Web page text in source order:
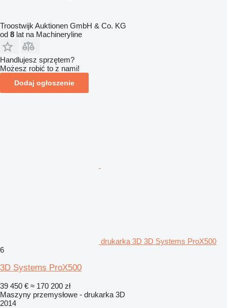
Troostwijk Auktionen GmbH & Co. KG
od 8 lat na Machineryline
Handlujesz sprzętem?
Możesz robić to z nami!
Dodaj ogłoszenie
drukarka 3D 3D Systems ProX500
6
3D Systems ProX500
39 450 € ≈ 170 200 zł
Maszyny przemysłowe - drukarka 3D
2014